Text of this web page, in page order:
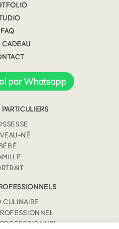
FAQ
CADEAU
par Whatsapp
NÉ
CULINAIRE